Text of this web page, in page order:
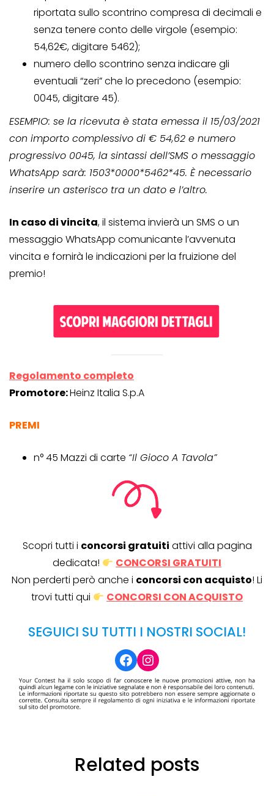
riportata sullo scontrino compresa di decimali e
senza tenere conto delle virgole (esempio:
54,62€, digitare 5462);
numero dello scontrino senza indicare gli
eventuali “zeri” che lo precedono (esempio:
0045, digitare 45).
ESEMPIO: se la ricevuta è stata emessa il 15/03/2021
con importo complessivo di € 54,62 e numero
progressivo 0045, la sintassi dell’SMS o messaggio
WhatsApp sarà: 1503*0000*5462*45. È necessario
inserire un asterisco tra un dato e l’altro.
In caso di vincita, il sistema invierà un SMS o un
messaggio WhatsApp comunicante l’avvenuta
vincita e fornirà le indicazioni per la fruizione del
premio!
Regolamento completo
Promotore:Heinz Italia S.p.A
PREMI
n° 45 Mazzi di carte “Il Gioco A Tavola”
Scopri tutti i concorsi gratuiti attivi alla pagina
dedicata!
CONCORSI GRATUITI
Non perderti però anche i concorsi con acquisto! Li
trovi tutti qui
CONCORSI CON ACQUISTO
SEGUICI SU TUTTI I NOSTRI SOCIAL!
Facebook
Instagram
Related posts